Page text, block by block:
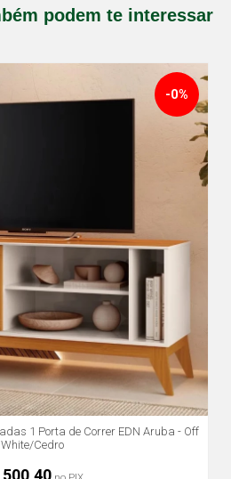
podem te interessar
1 Porta de Correr EDN Aruba - Off
White/Cedro
-0%
500,40